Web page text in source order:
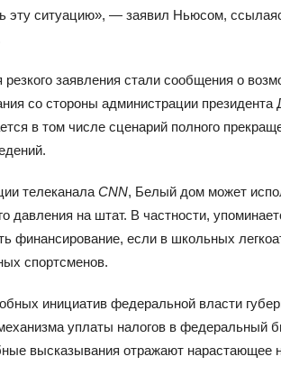
эту ситуацию», — заявил Ньюсом,
заявления стали сообщения о
со стороны администрации
в том числе сценарий полного
телеканала CNN, Белый дом может
давления на штат. В частности,
финансирование, если в школьных
спортсменов.
инициатив федеральной власти
уплаты налогов в федеральный
высказывания отражают